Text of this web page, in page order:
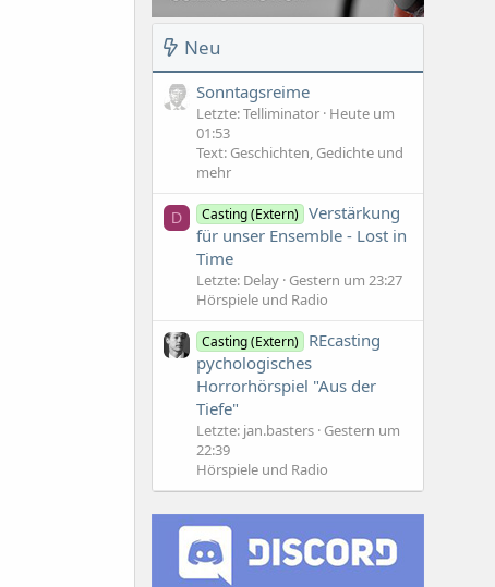
Neu
Sonntagsreime
Letzte: Telliminator Heute um
01:53
Text: Geschichten, Gedichte und
mehr
D Casting (Extern) Verstärkung
für unser Ensemble - Lost in
Time
Letzte: Delay Gestern um 23:27
Hörspiele und Radio
Casting (Extern) REcasting
pychologisches
Horrorhörspiel "Aus der
Tiefe"
Letzte: jan.basters Gestern um
22:39
Hörspiele und Radio